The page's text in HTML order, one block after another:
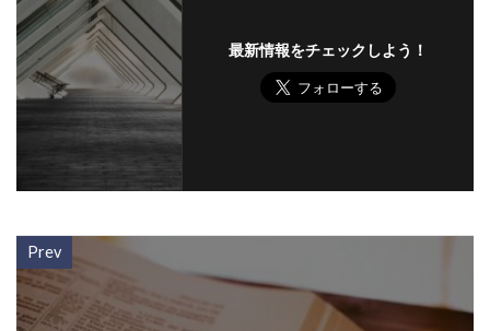
最新情報をチェックしよう！
Prev